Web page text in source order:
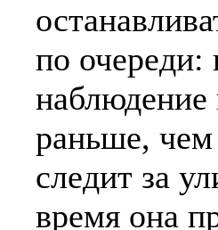
по очереди:
раньше, чем
следит за
время она